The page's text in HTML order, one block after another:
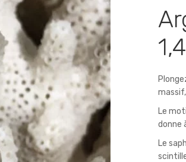
MOT DE PASSE OBLIGATOIRE
SE SOUVENIR DE MOI SE
Mot de passe perdu ?
Le
donne
Le